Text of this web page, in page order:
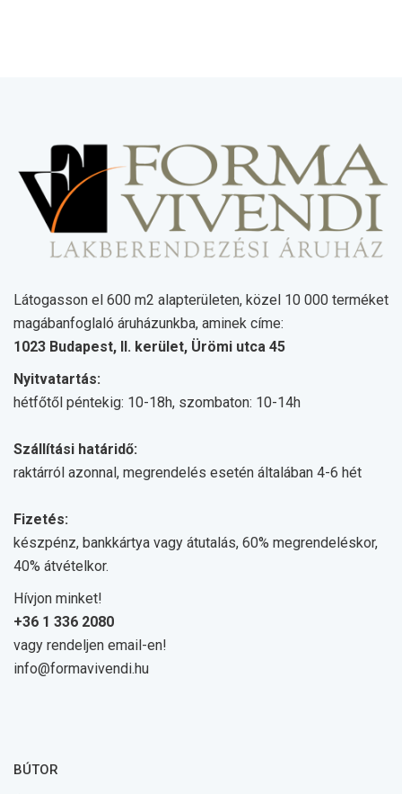
Látogasson el 600 m2 alapterületen, közel 10 000 terméket
magábanfoglaló áruházunkba, aminek címe:
1023 Budapest, II. kerület, Ürömi utca 45
Nyitvatartás:
hétfőtől péntekig: 10-18h, szombaton: 10-14h
Szállítási határidő:
raktárról azonnal, megrendelés esetén általában 4-6 hét
Fizetés:
készpénz, bankkártya vagy átutalás, 60% megrendeléskor,
40% átvételkor.
Hívjon minket!
+36 1 336 2080
vagy rendeljen email-en!
info@formavivendi.hu
BÚTOR